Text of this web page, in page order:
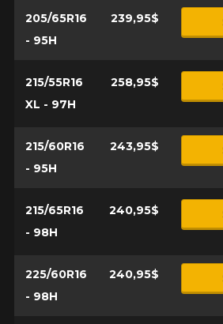
205/65R16
- 95H
239,95$
215/55R16
XL - 97H
258,95$
215/60R16
- 95H
243,95$
215/65R16
- 98H
240,95$
225/60R16
- 98H
240,95$